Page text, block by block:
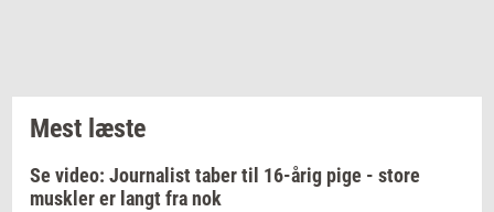
Mest læste
Se video: Journalist taber til 16-årig pige - store
muskler er langt fra nok